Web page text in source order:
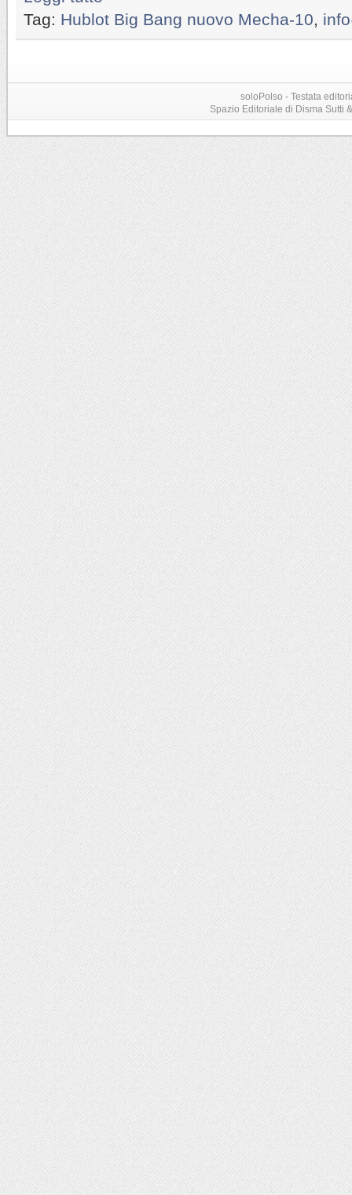
Tag: Hublot Big Bang nuovo Mecha-10
soloPolso - Testata
Spazio Editoriale di Disma Sutti